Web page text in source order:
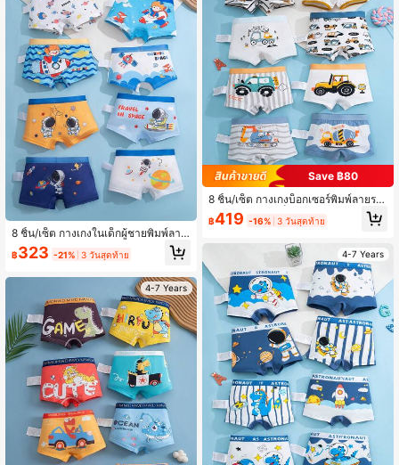
8 ชิ้น/เซ็ต กางเกงในเด็กผู้ชายพิมพ์ลาย
การ์ตูน ระบายอากาศได้ดี สวมใส่สบาย
฿323 -21% 3 วันสุดท้าย
4-7 Years
Save ฿80
8 ชิ้น/เซ็ต กางเกงบ็อกเซอร์พิมพ์ลายรถ
ก่อสร้างสำหรับเด็กผู้ชาย, ชุดกางเกงใน
ขาสั้นสำหรับเด็กผู้ชาย
฿419 -16% 3 วันสุดท้าย
4-7 Years